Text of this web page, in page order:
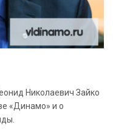
Николаевич Зайко
«Динамо» и о